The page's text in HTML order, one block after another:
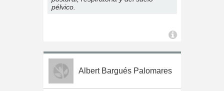
pélvico.
Albert Bargués Palomares